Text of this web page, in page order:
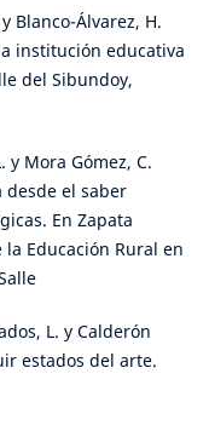
Blanco-Álvarez, H.
institución educativa
del Sibundoy,
y Mora Gómez, C.
desde el saber
En Zapata
Educación Rural en
L. y Calderón
estados del arte.